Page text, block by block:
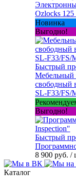
Ozlocks
Новинка
Выгодно!
Быстрый
Мебельный
свободный
SL-F33/FS/
Выгодно!
Быстрый
8 900 руб. /
Каталог